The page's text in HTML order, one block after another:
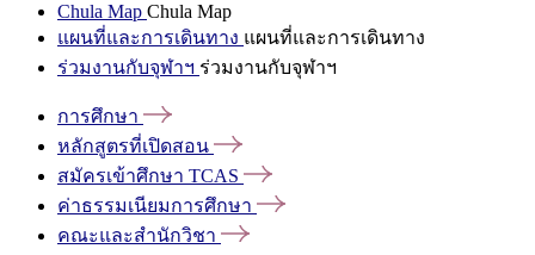
Chula Map Chula Map
แผนที่และการเดินทาง แผนที่และการเดินทาง
ร่วมงานกับจุฬาฯ ร่วมงานกับจุฬาฯ
การศึกษา
หลักสูตรที่เปิดสอน
สมัครเข้าศึกษา TCAS
ค่าธรรมเนียมการศึกษา
คณะและสำนักวิชา